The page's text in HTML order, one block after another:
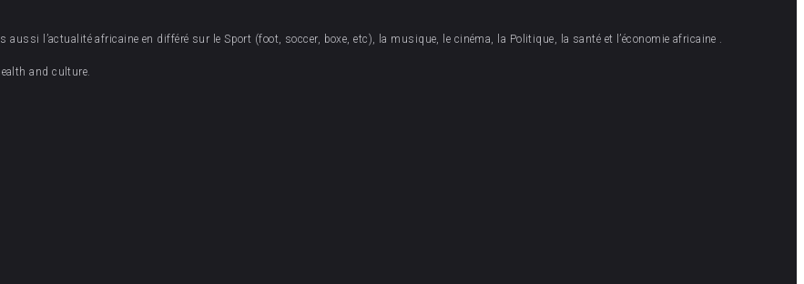
l’actualité africaine en différé sur le Sport (foot, soccer, boxe, etc), la musique, le cinéma, la Politique, la santé et l’économie africaine .
and culture.